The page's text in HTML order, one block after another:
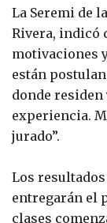
La Seremi de
Rivera, indicó
motivaciones
están
donde
experiencia.
jurado”.
Los
entregarán el
clases